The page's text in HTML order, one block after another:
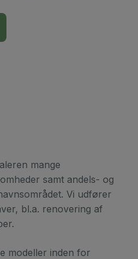
mange
samt andels- og
Vi udfører
bl.a. renovering af
modeller inden for